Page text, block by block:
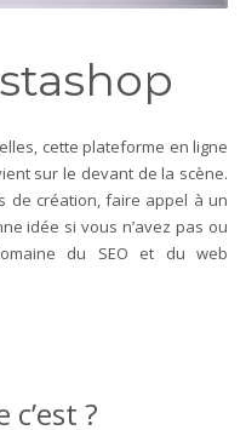
cette plateforme en ligne
sur le devant de la scène.
de création, faire appel à un
idée si vous n’avez pas ou
du SEO et du web
c’est ?